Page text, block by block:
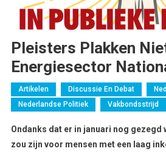
Pleisters Plakken
Energiesector
Artikelen Discussie En Debat
Nederlandse Politiek
Vakbondsstrijd
Ondanks dat er in januari nog gezegd
zou zijn voor mensen met een laag